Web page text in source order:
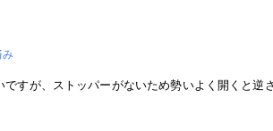
み
すが、ストッパーがないため勢いよく開くと逆